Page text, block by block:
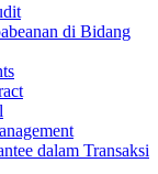
di Bidang
dalam Transaksi